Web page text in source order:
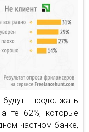
продолжать
те 62%, которые
частном банке,